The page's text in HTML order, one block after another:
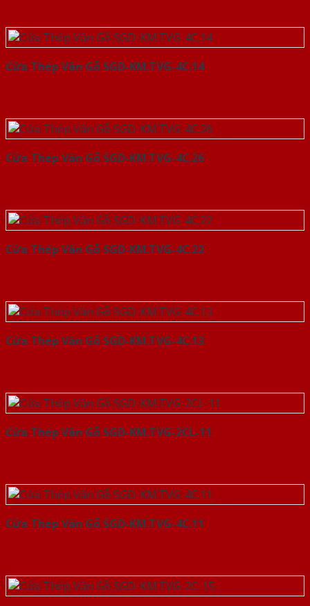
Cửa Thép Vân Gỗ SGD-KM.TVG-4C.14
Cửa Thép Vân Gỗ SGD-KM.TVG-4C.26
Cửa Thép Vân Gỗ SGD-KM.TVG-4C.22
Cửa Thép Vân Gỗ SGD-KM.TVG-4C.13
Cửa Thép Vân Gỗ SGD-KM.TVG-2CL-11
Cửa Thép Vân Gỗ SGD-KM.TVG-4C.11